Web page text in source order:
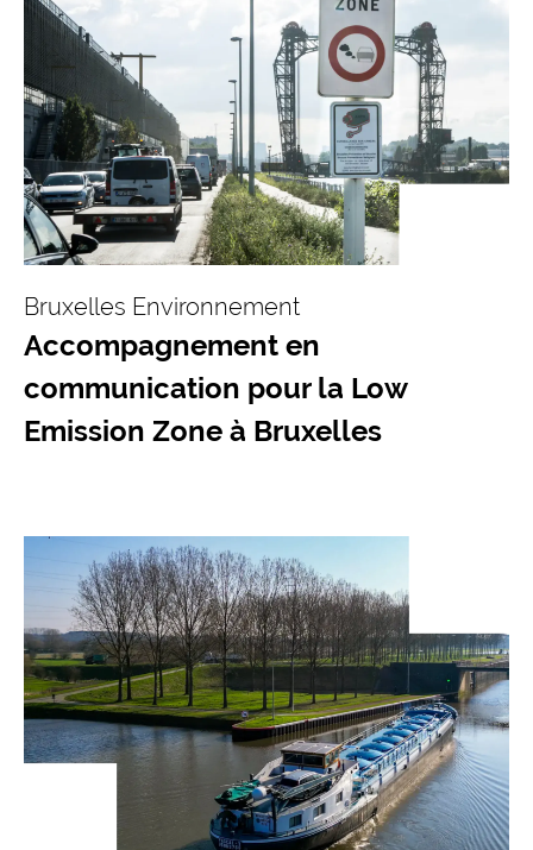
Bruxelles Environnement
Accompagnement en
communication pour la Low
Emission Zone à Bruxelles